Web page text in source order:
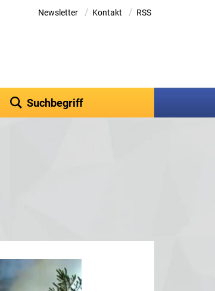
Newsletter / Kontakt / RSS